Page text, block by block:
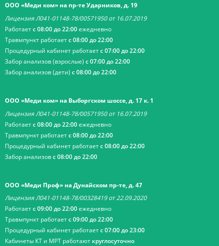
ООО «Меди ком» на пр-те Ударников, д. 19
Лицензия Л041-01148-78/00571950 от 16.07.2019
Работаетс 08:00 до 22:00ежедневно
Травмпункт работаетс 08:00 до 22:00
Процедурный кабинет работаетс 07:00 до 22:00
Забор анализов (взрослые) с 07:00 до 22:00
Забор анализов (дети) с 08:00 до 22:00
ООО «Меди ком» на Выборгском шоссе, д. 17 к. 1
Лицензия Л041-01148-78/00571950 от 16.07.2019
Работаетс 08:00 до 22:00ежедневно
Травмпункт работаетс 08:00 до 22:00
Процедурный кабинет работаетс 08:00 до 22:00
Забор анализовс 08:00 до 22:00
ООО «Меди Проф» на Дунайском пр-те, д. 47
Лицензия Л041-01148-78/00328419 от 22.09.2020
Работаетс 09:00 до 22:00ежедневно
Травмпункт работаетс 09:00 до 22:00
Процедурный кабинет работаетс 07:00 до 23:00
Кабинеты КТ и МРТ работают круглосуточно